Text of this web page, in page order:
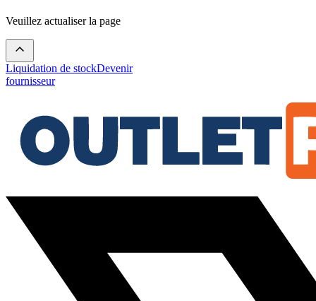
Veuillez actualiser la page
Liquidation de stockDevenir
fournisseur